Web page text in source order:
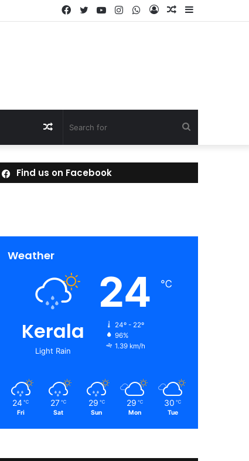
Sidebar
Random
Log
WhatsApp
Instagram
YouTube
Twitter
Facebook
for
Random
Article
Find us on Facebook
Weather
Kerala
Light Rain
24 ℃
24º - 22º
96%
1.39 km/h
24 ℃
Fri
27 ℃
Sat
29 ℃
Sun
29 ℃
Mon
30 ℃
Tue